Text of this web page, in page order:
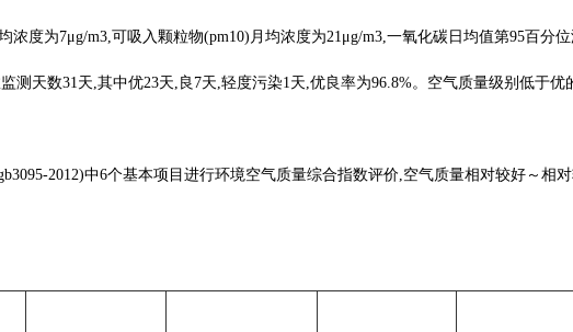
度为7μg/m3,可吸入颗粒物(pm10)月均浓度为21μg/m3,一氧化碳日均值第95百分
测天数31天,其中优23天,良7天,轻度污染1天,优良率为96.8%。空气质量级别低于优
2012)中6个基本项目进行环境空气质量综合指数评价,空气质量相对较好～相